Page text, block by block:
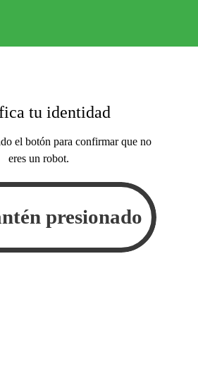
tu identidad
el botón para confirmar que no
eres un robot.